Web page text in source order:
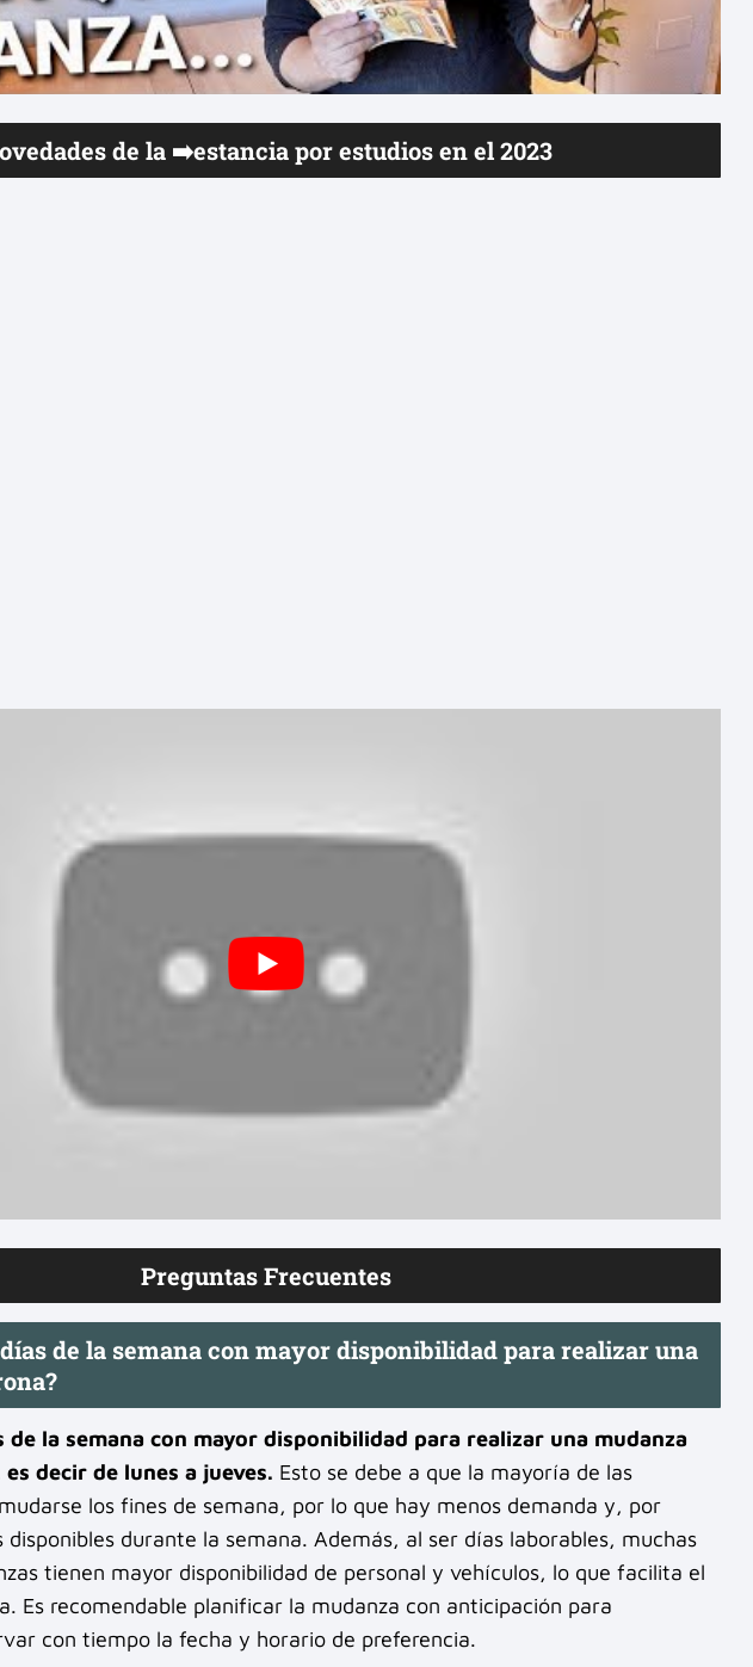
de la ➡️estancia por estudios en el 2023
Preguntas Frecuentes
días de la semana con mayor disponibilidad para realizar una
de la semana con mayor disponibilidad para realizar una mudanza
decir de lunes a jueves. Esto se debe a que la mayoría de las
los fines de semana, por lo que hay menos demanda y, por
disponibles durante la semana. Además, al ser días laborables, muchas
tienen mayor disponibilidad de personal y vehículos, lo que facilita el
Es recomendable planificar la mudanza con anticipación para
con tiempo la fecha y horario de preferencia.